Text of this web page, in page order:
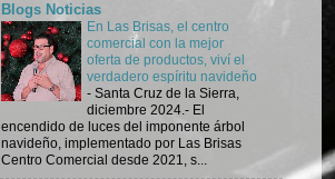
Blogs Noticias
En Las Brisas, el centro
comercial con la mejor
oferta de productos, viví el
verdadero espíritu navideño
- Santa Cruz de la Sierra,
diciembre 2024.- El
encendido de luces del imponente árbol
navideño, implementado por Las Brisas
Centro Comercial desde 2021, s...